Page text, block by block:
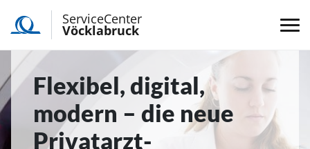
ServiceCenter
Vöcklabruck
Flexibel, digital,
modern – die neue
Privatarzt-